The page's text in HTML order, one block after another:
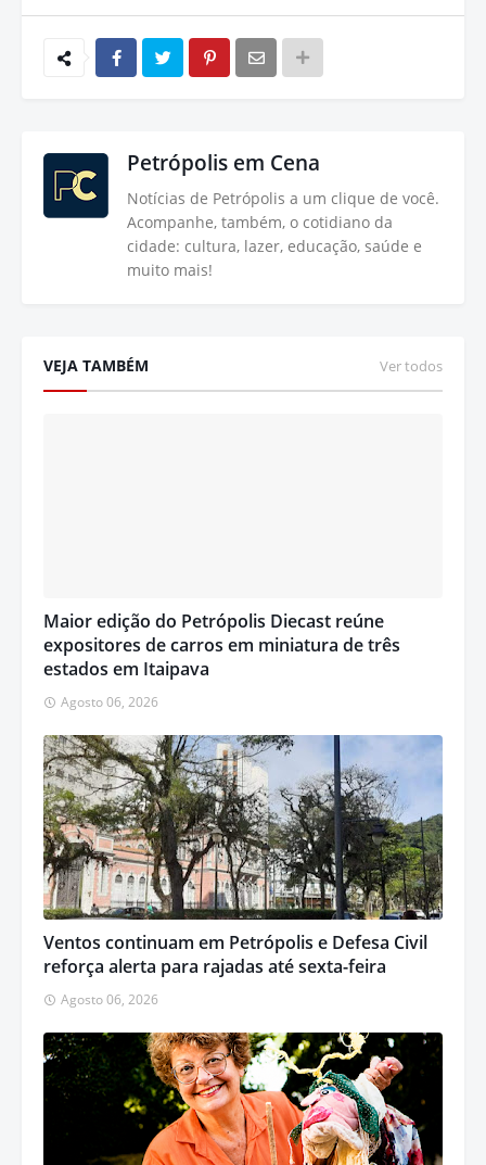
Petrópolis em Cena
Notícias de Petrópolis a um clique de você.
Acompanhe, também, o cotidiano da
cidade: cultura, lazer, educação, saúde e
muito mais!
VEJA TAMBÉM Ver todos
Maior edição do Petrópolis Diecast reúne
expositores de carros em miniatura de três
estados em Itaipava
Agosto 06, 2026
Ventos continuam em Petrópolis e Defesa Civil
reforça alerta para rajadas até sexta-feira
Agosto 06, 2026